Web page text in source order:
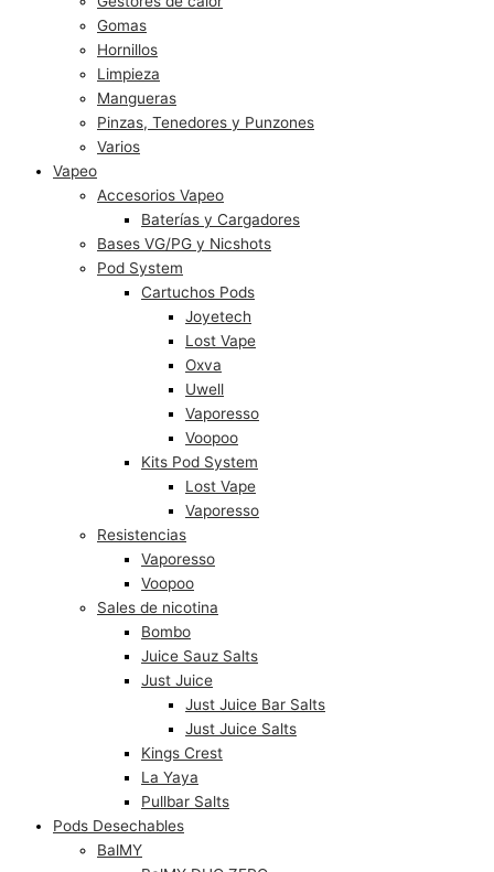
Gomas
Hornillos
Limpieza
Mangueras
Pinzas, Tenedores y Punzones
Varios
Vapeo
Accesorios Vapeo
Baterías y Cargadores
Bases VG/PG y Nicshots
Pod System
Cartuchos Pods
Joyetech
Lost Vape
Oxva
Uwell
Vaporesso
Voopoo
Kits Pod System
Lost Vape
Vaporesso
Resistencias
Vaporesso
Voopoo
Sales de nicotina
Bombo
Juice Sauz Salts
Just Juice
Just Juice Bar Salts
Just Juice Salts
Kings Crest
La Yaya
Pullbar Salts
Pods Desechables
BalMY